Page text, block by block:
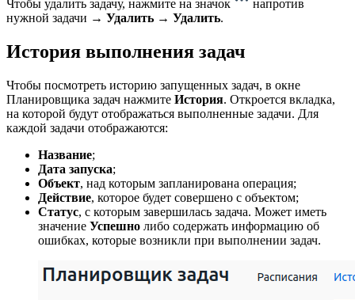
Чтобы удалить задачу, нажмите на значок
напротив
нужной задачи → Удалить → Удалить.
История выполнения задач
Чтобы посмотреть историю запущенных задач, в окне
Планировщика задач нажмите История. Откроется вкладка,
на которой будут отображаться выполненные задачи. Для
каждой задачи отображаются:
Название;
Дата запуска;
Объект, над которым запланирована операция;
Действие, которое будет совершено с объектом;
Статус, с которым завершилась задача. Может иметь
значение Успешно либо содержать информацию об
ошибках, которые возникли при выполнении задач.